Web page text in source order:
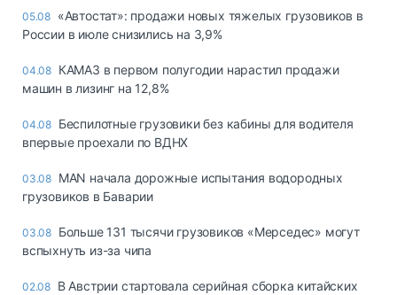
05.08 «Автостат»: продажи новых тяжелых грузовиков в
России в июле снизились на 3,9%
04.08 КАМАЗ в первом полугодии нарастил продажи
машин в лизинг на 12,8%
04.08 Беспилотные грузовики без кабины для водителя
впервые проехали по ВДНХ
03.08 MAN начала дорожные испытания водородных
грузовиков в Баварии
03.08 Больше 131 тысячи грузовиков «Мерседес» могут
вспыхнуть из-за чипа
02.08 В Австрии стартовала серийная сборка китайских